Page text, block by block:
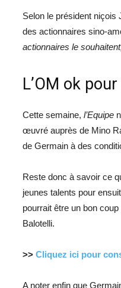
Selon le président niçois
des actionnaires sino-
actionnaires le
L’OM ok
Cette semaine, l’Equipe
œuvré auprès de Mino
de Germain à des
Reste donc à savoir ce
jeunes talents pour
pourrait être un bon
Balotelli.
>> Cliquez ici pour
A noter enfin que